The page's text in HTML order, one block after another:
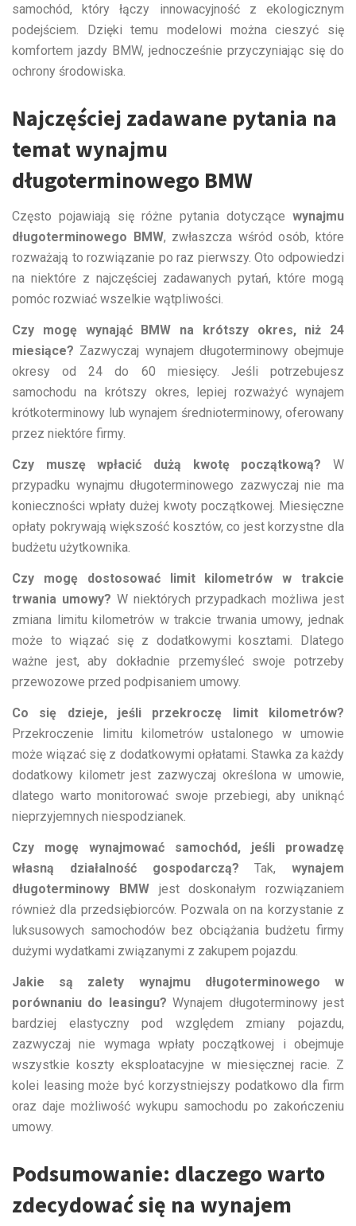
samochód, który łączy innowacyjność z ekologicznym
podejściem. Dzięki temu modelowi można cieszyć się
komfortem jazdy BMW, jednocześnie przyczyniając się do
ochrony środowiska.
Najczęściej zadawane pytania na
temat wynajmu
długoterminowego BMW
Często pojawiają się różne pytania dotyczące wynajmu
długoterminowego BMW, zwłaszcza wśród osób, które
rozważają to rozwiązanie po raz pierwszy. Oto odpowiedzi
na niektóre z najczęściej zadawanych pytań, które mogą
pomóc rozwiać wszelkie wątpliwości.
Czy mogę wynająć BMW na krótszy okres, niż 24
miesiące? Zazwyczaj wynajem długoterminowy obejmuje
okresy od 24 do 60 miesięcy. Jeśli potrzebujesz
samochodu na krótszy okres, lepiej rozważyć wynajem
krótkoterminowy lub wynajem średnioterminowy, oferowany
przez niektóre firmy.
Czy muszę wpłacić dużą kwotę początkową? W
przypadku wynajmu długoterminowego zazwyczaj nie ma
konieczności wpłaty dużej kwoty początkowej. Miesięczne
opłaty pokrywają większość kosztów, co jest korzystne dla
budżetu użytkownika.
Czy mogę dostosować limit kilometrów w trakcie
trwania umowy? W niektórych przypadkach możliwa jest
zmiana limitu kilometrów w trakcie trwania umowy, jednak
może to wiązać się z dodatkowymi kosztami. Dlatego
ważne jest, aby dokładnie przemyśleć swoje potrzeby
przewozowe przed podpisaniem umowy.
Co się dzieje, jeśli przekroczę limit kilometrów?
Przekroczenie limitu kilometrów ustalonego w umowie
może wiązać się z dodatkowymi opłatami. Stawka za każdy
dodatkowy kilometr jest zazwyczaj określona w umowie,
dlatego warto monitorować swoje przebiegi, aby uniknąć
nieprzyjemnych niespodzianek.
Czy mogę wynajmować samochód, jeśli prowadzę
własną działalność gospodarczą? Tak, wynajem
długoterminowy BMWjest doskonałym rozwiązaniem
również dla przedsiębiorców. Pozwala on na korzystanie z
luksusowych samochodów bez obciążania budżetu firmy
dużymi wydatkami związanymi z zakupem pojazdu.
Jakie są zalety wynajmu długoterminowego w
porównaniu do leasingu? Wynajem długoterminowy jest
bardziej elastyczny pod względem zmiany pojazdu,
zazwyczaj nie wymaga wpłaty początkowej i obejmuje
wszystkie koszty eksploatacyjne w miesięcznej racie. Z
kolei leasing może być korzystniejszy podatkowo dla firm
oraz daje możliwość wykupu samochodu po zakończeniu
umowy.
Podsumowanie: dlaczego warto
zdecydować się na wynajem